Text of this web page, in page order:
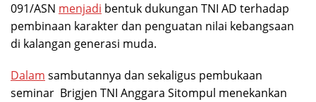
091/ASN menjadi bentuk dukungan TNI AD terhadap
pembinaan karakter dan penguatan nilai kebangsaan
di kalangan generasi muda.
Dalam sambutannya dan sekaligus pembukaan
seminar Brigjen TNI Anggara Sitompul menekankan